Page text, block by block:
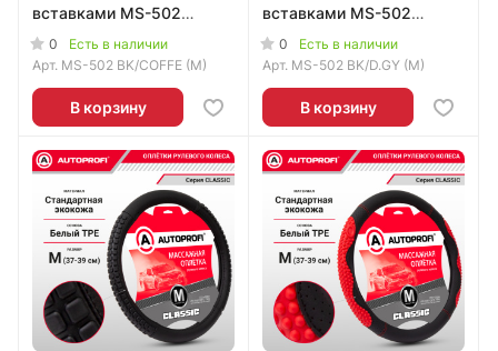
вставками MS-502
BK/COFFE (M)
0
Есть в наличии
Арт. MS-502 BK/COFFE (M)
В корзину
вставками MS-502
BK/D.GY (M)
0
Есть в наличии
Арт. MS-502 BK/D.GY (M)
В корзину